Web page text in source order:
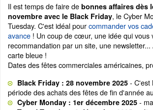
Il est temps de faire de bonnes affaires dès
novembre avec le Black Friday, le Cyber
Tuesday. C'est idéal pourcommander vos
avance ! Un coup de cœur, une idée qui vous
recommandation par un site, une
carte bleue !
Dates des fêtes commerciales américaines,
Black Friday : 28 novembre 2025 - C'est
période des achats des fêtes de fin d'année
Cyber Monday : 1er décembre 2025 -